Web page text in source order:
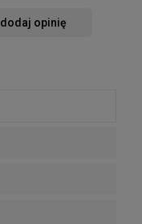
dodaj opinię